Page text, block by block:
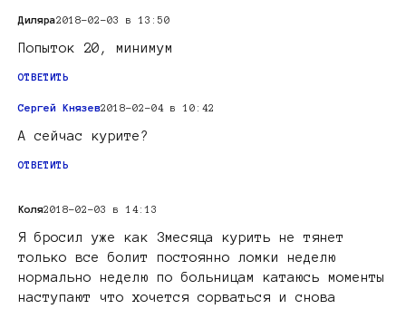
Диляра2018-02-03 в 13:50
Попыток 20, минимум
ОТВЕТИТЬ
Сергей Князев2018-02-04 в 10:42
А сейчас курите?
ОТВЕТИТЬ
Коля2018-02-03 в 14:13
Я бросил уже как 3месяца курить не тянет
только все болит постоянно ломки неделю
нормально неделю по больницам катаюсь моменты
наступают что хочется сорваться и снова